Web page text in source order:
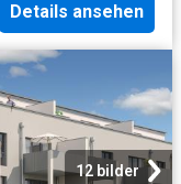
Details ansehen
12 bilder